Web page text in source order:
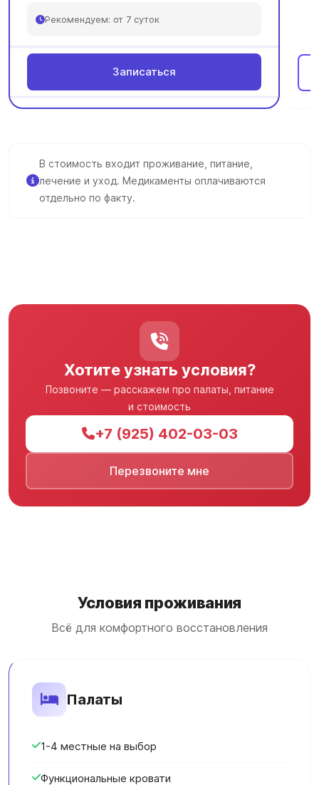
Рекомендуем: от 7 суток
Записаться
В стоимость входит проживание, питание,
лечение и уход. Медикаменты оплачиваются
отдельно по факту.
Хотите узнать условия?
Позвоните — расскажем про палаты, питание
и стоимость
+7 (925) 402-03-03
Перезвоните мне
Условия проживания
Всё для комфортного восстановления
Палаты
1-4 местные на выбор
Функциональные кровати